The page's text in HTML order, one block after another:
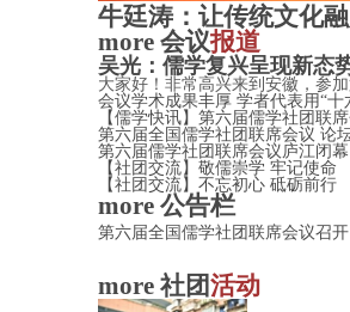
牛廷涛：让传统文化
more 会议报道
吴光：儒学复兴呈现新态
大家好！非常高兴来到安徽，参
会议学术成果丰厚 学者代表用“十
【儒学快讯】第六届儒学社团联
第六届全国儒学社团联席会议 论
第六届儒学社团联席会议庐江闭幕
【社团交流】敬儒崇学 牢记使命
【社团交流】不忘初心 砥砺前行
more 公告栏
第六届全国儒学社团联席会议召开
more 社团活动